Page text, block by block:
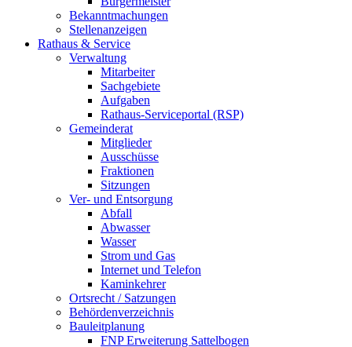
Bekanntmachungen
Stellenanzeigen
Rathaus & Service
Verwaltung
Mitarbeiter
Sachgebiete
Aufgaben
Rathaus-Serviceportal (RSP)
Gemeinderat
Mitglieder
Ausschüsse
Fraktionen
Sitzungen
Ver- und Entsorgung
Abfall
Abwasser
Wasser
Strom und Gas
Internet und Telefon
Kaminkehrer
Ortsrecht / Satzungen
Behördenverzeichnis
Bauleitplanung
FNP Erweiterung Sattelbogen